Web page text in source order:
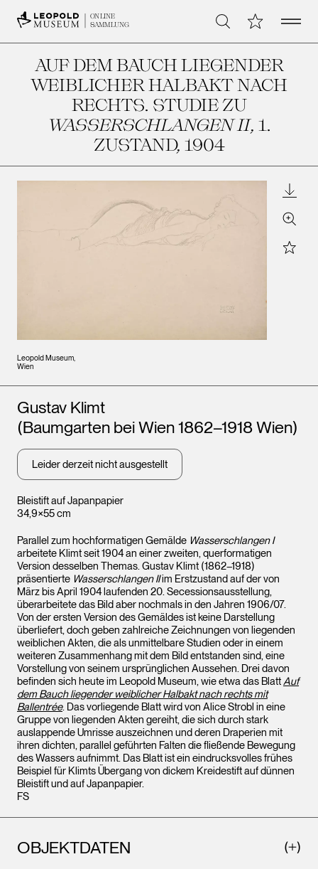
ONLINE
SAMMLUNG
Suche Meine Open
AUF DEM BAUCH LIEGENDER
WEIBLICHER HALBAKT NACH
RECHTS. STUDIE ZU
WASSERSCHLANGEN II, 1.
ZUSTAND, 1904
Leopold Museum,
Wien
Zoom
Star
Bleistift auf Japanpapier
34,9×55 cm
Künstler*innen
Gustav Klimt
(Baumgarten bei Wien 1862–1918 Wien)
Leider derzeit nicht ausgestellt
Parallel zum hochformatigen Gemälde Wasserschlangen I
arbeitete Klimt seit 1904 an einer zweiten, querformatigen
Version desselben Themas. Gustav Klimt (1862–1918)
präsentierte Wasserschlangen IIim Erstzustand auf der von
März bis April 1904 laufenden 20. Secessionsausstellung,
überarbeitete das Bild aber nochmals in den Jahren 1906/07.
Von der ersten Version des Gemäldes ist keine Darstellung
überliefert, doch geben zahlreiche Zeichnungen von liegenden
weiblichen Akten, die als unmittelbare Studien oder in einem
weiteren Zusammenhang mit dem Bild entstanden sind, eine
Vorstellung von seinem ursprünglichen Aussehen. Drei davon
befinden sich heute im Leopold Museum, wie etwa das BlattAuf
dem Bauch liegender weiblicher Halbakt nach rechts mit
Ballentrée. Das vorliegende Blatt wird von Alice Strobl in eine
Gruppe von liegenden Akten gereiht, die sich durch stark
auslappende Umrisse auszeichnen und deren Draperien mit
ihren dichten, parallel geführten Falten die fließende Bewegung
des Wassers aufnimmt. Das Blatt ist ein eindrucksvolles frühes
Beispiel für Klimts Übergang von dickem Kreidestift auf dünnen
Bleistift und auf Japanpapier.
FS
OBJEKTDATEN